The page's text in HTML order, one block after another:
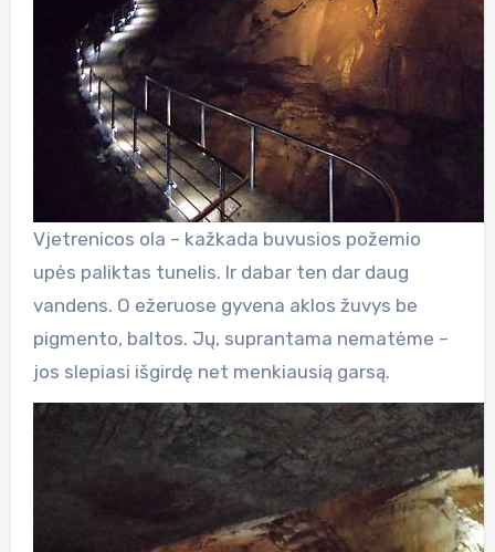
Vjetrenicos ola – kažkada buvusios požemio
upės paliktas tunelis. Ir dabar ten dar daug
vandens. O ežeruose gyvena aklos žuvys be
pigmento, baltos. Jų, suprantama nematėme –
jos slepiasi išgirdę net menkiausią garsą.